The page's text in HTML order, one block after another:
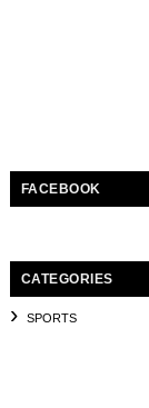
FACEBOOK
CATEGORIES
SPORTS